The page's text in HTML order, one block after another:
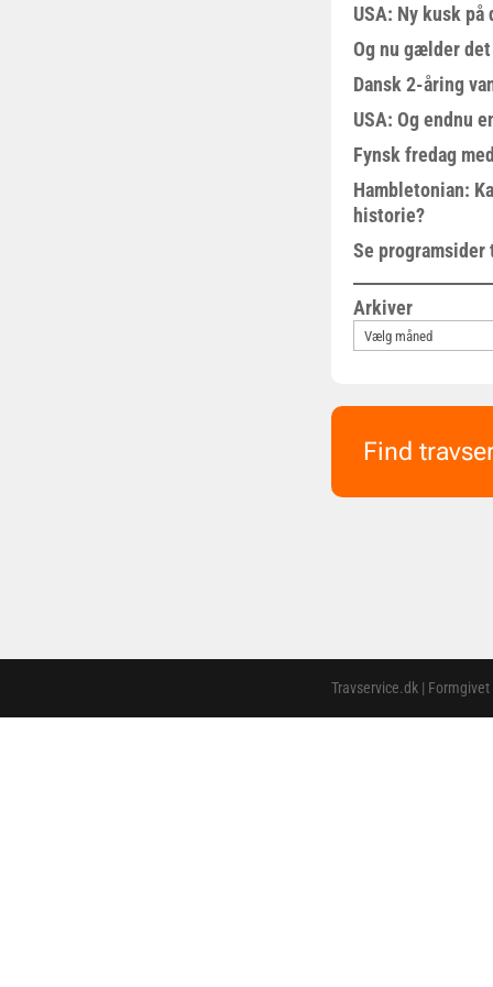
USA: Ny kusk på
Og nu gælder
Dansk 2-åring
USA: Og endnu
Fynsk fredag
Hambletonian:
historie?
Se
Arkiver
Find
Travservice.dk |